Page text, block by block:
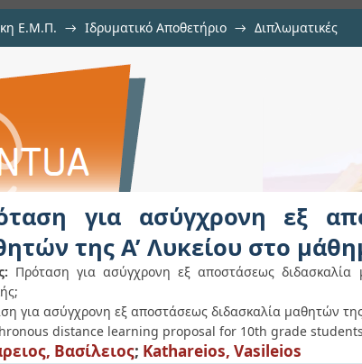
Ε.Μ.Π. → Ιδρυματικό Αποθετήριο → Διπλωματικές
εξ αποστάσεως
Φυσικής
για ασύγχρονη εξ
της Α’ Λυκείου στο
Πρόταση για ασύγχρονη εξ αποστάσεως
για ασύγχρονη εξ αποστάσεως διδασκαλία μαθητών
distance learning proposal for 10th grade
Βασίλειος; Kathareios, Vasileios